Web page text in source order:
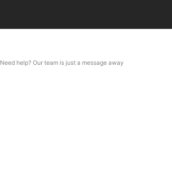
Need help? Our team is just a message away